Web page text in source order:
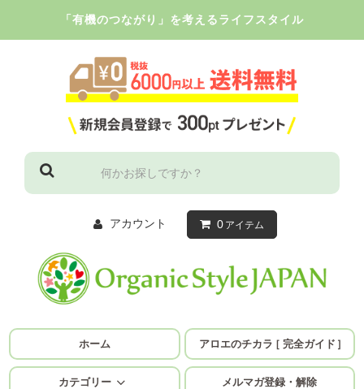
「有機のつながり」を考えるライフスタイル
アカウント 0 アイテム
ホーム アロエのチカラ［完全ガイド］
カテゴリー メルマガ登録・解除